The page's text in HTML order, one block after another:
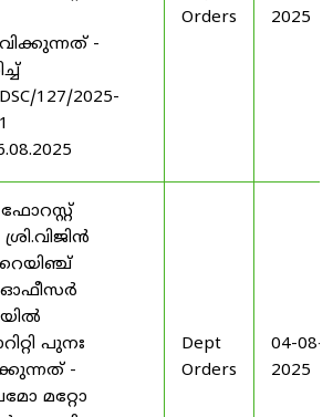
-
127/2025-
Orders
2025
റെയിഞ്ച്
ഓഫീസർ
പുനഃ
-
മറ്റോ
Dept
Orders
04-08-
2025